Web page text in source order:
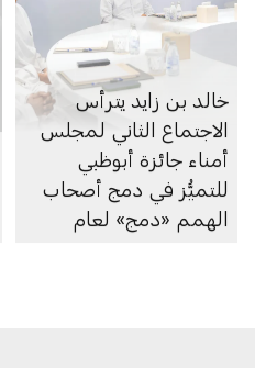
خالد بن زايد يترأس
الاجتماع الثاني لمجلس
أمناء جائزة أبوظبي
للتميُّز في دمج أصحاب
الهمم «دمج» لعام